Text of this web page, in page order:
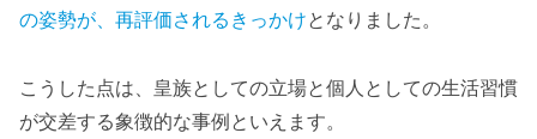
の姿勢が、再評価されるきっかけとなりました。
こうした点は、皇族としての立場と個人としての生活習慣
が交差する象徴的な事例といえます。